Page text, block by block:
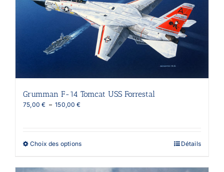
Grumman F-14 Tomcat USS Forrestal
75,00€ – 150,00€Plage
Choix des optionsCe
Détails